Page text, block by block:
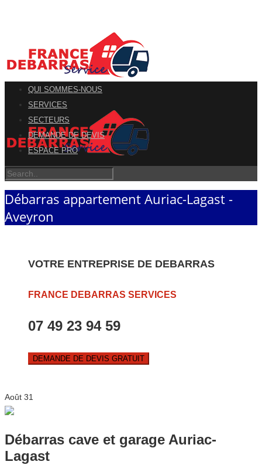
QUI SOMMES-NOUS
SERVICES
SECTEURS
DEMANDE DE DEVIS
ESPACE PRO
Débarras appartement Auriac-Lagast -
Aveyron
VOTRE ENTREPRISE DE DEBARRAS
FRANCE DEBARRAS SERVICES
07 49 23 94 59
DEMANDE DE DEVIS GRATUIT
Août 31
Débarras cave et garage Auriac-
Lagast